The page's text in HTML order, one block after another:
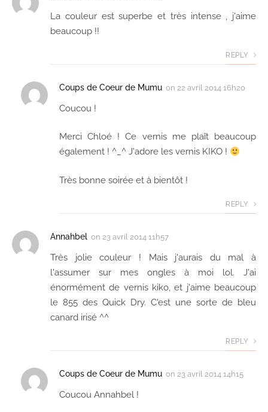
La couleur est superbe et très intense , j'aime
beaucoup !!
REPLY
Coups de Coeur de Mumu on 22 avril 2014 16h20
Coucou !
Merci Chloé ! Ce vernis me plaît beaucoup
également ! ^_^ J'adore les vernis KIKO !
Très bonne soirée et à bientôt !
REPLY
Annahbel on 23 avril 2014 11h57
Très jolie couleur ! Mais j'aurais du mal à
l'assumer sur mes ongles à moi lol. J'ai
énormément de vernis kiko, et j'aime beaucoup
le 855 des Quick Dry. C'est une sorte de bleu
canard irisé ^^
REPLY
Coups de Coeur de Mumu on 23 avril 2014 14h15
Coucou Annahbel !